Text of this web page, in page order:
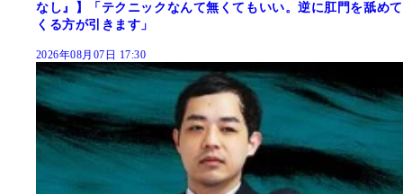
なし』】「テクニックなんて無くてもいい。逆に肛門を舐めて
くる方が引きます」
2026年08月07日 17:30